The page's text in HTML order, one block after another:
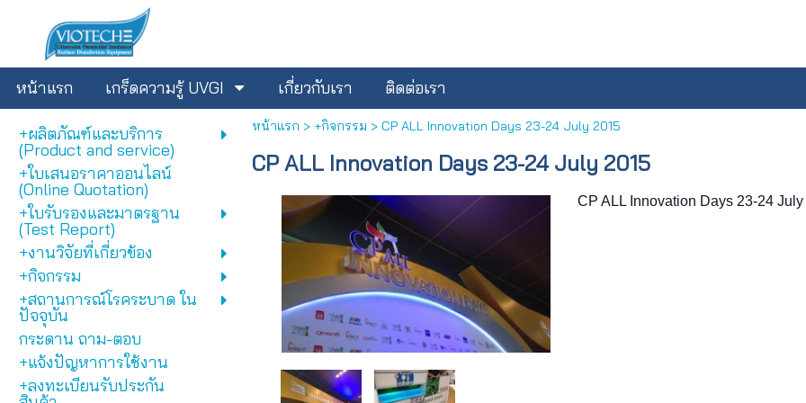
หน้าแรก เกร็ดความรู้ UVGI เกี่ยวกับเรา ติดต่อเรา
+ผลิตภัณฑ์และบริการ
(Product and service)
+ใบเสนอราคาออนไลน์
(Online Quotation)
+ใบรับรองและมาตรฐาน
(Test Report)
+งานวิจัยที่เกี่ยวข้อง
+กิจกรรม
+สถานการณ์โรคระบาด ใน
ปัจจุบัน
กระดาน ถาม-ตอบ
+แจ้งปัญหาการใช้งาน
+ลงทะเบียนรับประกัน
หน้าแรก > +กิจกรรม > CP ALL Innovation Days 23-24 July 2015
CP ALL Innovation Days 23-24 July 2015
CP ALL Innovation Days 23-24